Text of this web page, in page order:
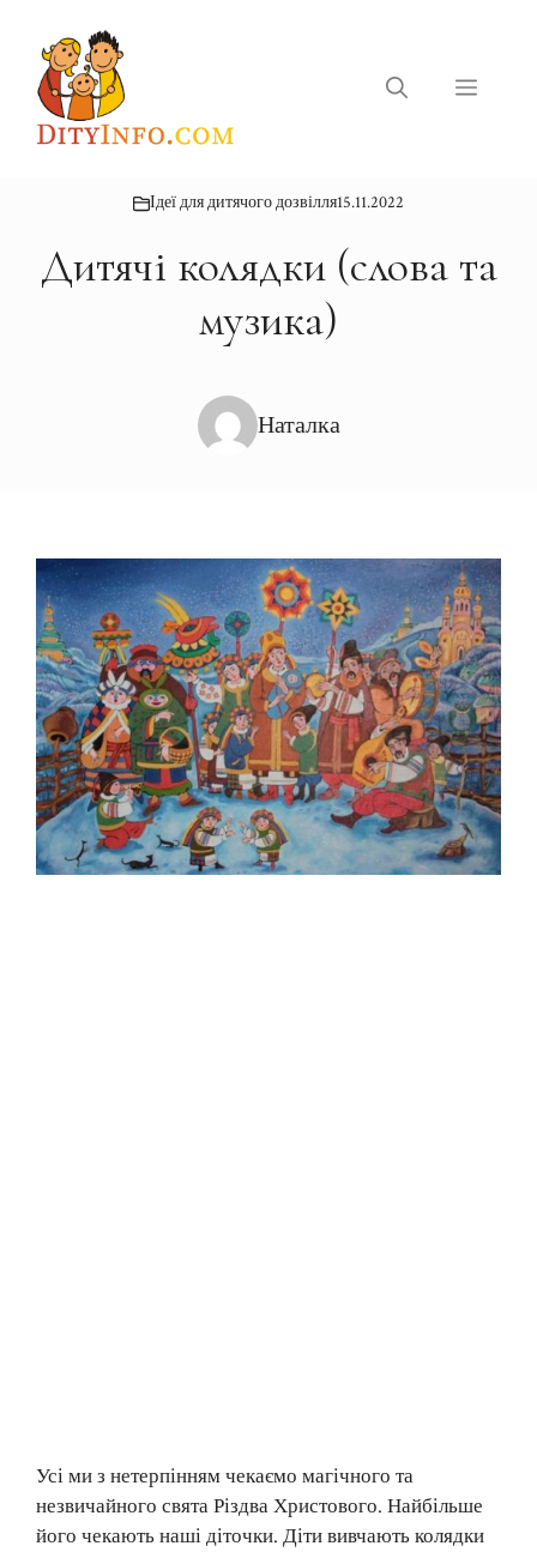
вмісту
Меню
Ідеї для дитячого дозвілля15.11.2022
Дитячі колядки (слова та
музика)
Наталка
Усі ми з нетерпінням чекаємо магічного та
незвичайного свята Різдва Христового. Найбільше
його чекають наші діточки. Діти вивчають колядки